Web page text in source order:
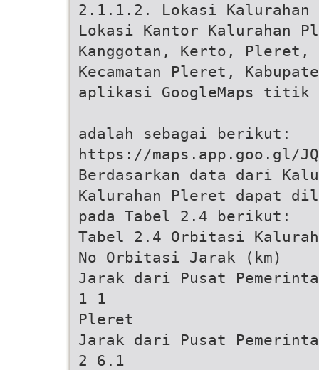
2.1.1.2. Lokasi
Lokasi Kantor Kalurahan
Kanggotan, Kerto, Pleret,
Kecamatan Pleret,
aplikasi GoogleMaps titik
adalah sebagai berikut:
https://maps.app.goo.gl/
Berdasarkan data dari
Kalurahan Pleret dapat
pada Tabel 2.4 berikut:
Tabel 2.4 Orbitasi
No Orbitasi Jarak (km)
Jarak dari Pusat
1 1
Pleret
Jarak dari Pusat
2 6.1